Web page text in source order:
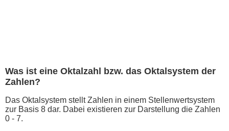
Was ist eine Oktalzahl bzw. das Oktalsystem der
Zahlen?
Das Oktalsystem stellt Zahlen in einem Stellenwertsystem
zur Basis 8 dar. Dabei existieren zur Darstellung die Zahlen
0 - 7.